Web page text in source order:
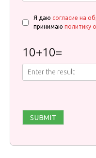
Я даю согласие на
принимаю политику
10+10=